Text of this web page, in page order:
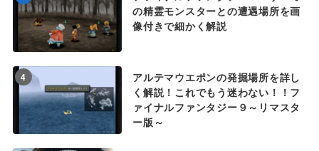
の精霊モンスターとの遭遇場所を画
像付きで細かく解説
4
アルテマウエポンの発掘場所を詳し
く解説！これでもう迷わない！！フ
ァイナルファンタジー９～リマスタ
ー版～